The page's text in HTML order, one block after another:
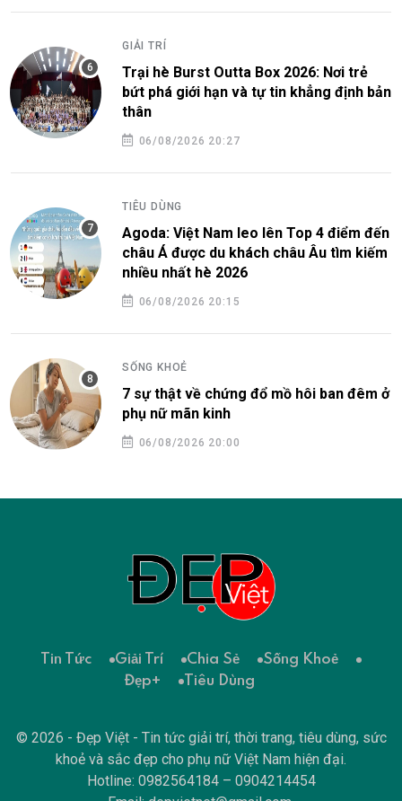
GIẢI TRÍ
Trại hè Burst Outta Box 2026: Nơi trẻ
bứt phá giới hạn và tự tin khẳng định bản
thân
06/08/2026 20:27
TIÊU DÙNG
Agoda: Việt Nam leo lên Top 4 điểm đến
châu Á được du khách châu Âu tìm kiếm
nhiều nhất hè 2026
06/08/2026 20:15
SỐNG KHOẺ
7 sự thật về chứng đổ mồ hôi ban đêm ở
phụ nữ mãn kinh
06/08/2026 20:00
Tin Tức Giải Trí Chia Sẻ
Sống Khoẻ
Đẹp+
Tiêu Dùng
© 2026 - Đẹp Việt - Tin tức giải trí, thời trang, tiêu dùng, sức
khoẻ và sắc đẹp cho phụ nữ Việt Nam hiện đại.
Hotline: 0982564184 – 0904214454